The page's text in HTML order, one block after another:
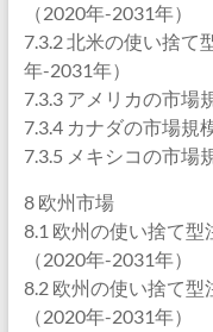
（2020年-2031年）
7.3.2 北米の使い捨て
年-2031年）
7.3.3 アメリカの市場
7.3.4 カナダの市場規
7.3.5 メキシコの市場
8 欧州市場
8.1 欧州の使い捨て
（2020年-2031年）
8.2 欧州の使い捨て
（2020年-2031年）